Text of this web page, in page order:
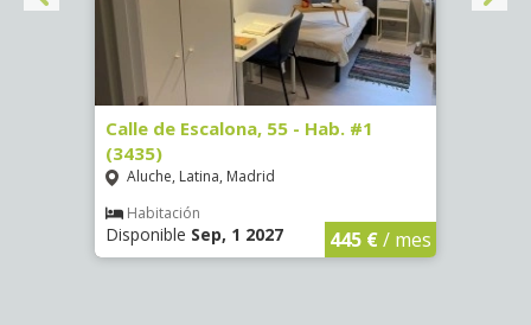
Calle de Escalona, 55 - Hab. #1
(3435)
Aluche, Latina, Madrid
Habitación
Disponible Sep, 1 2027 445 €/ mes